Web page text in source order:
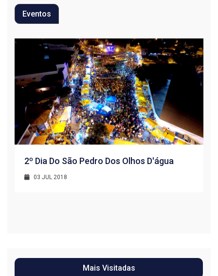
Eventos
2º Dia Do São Pedro Dos Olhos D'água
03 JUL 2018
Mais Visitadas